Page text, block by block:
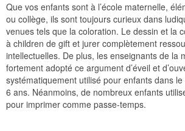
Que vos enfants sont à l’école maternelle,
ou collège, ils sont toujours curieux dans
venues tels que la coloration. Le dessin et la
à children de gift et jurer complètement
intellectuelles. De plus, les enseignants de la
fortement adopté ce argument d’éveil et
systématiquement utilisé pour enfants dans le
6 ans. Néanmoins, de nombreux enfants
pour imprimer comme passe-temps.